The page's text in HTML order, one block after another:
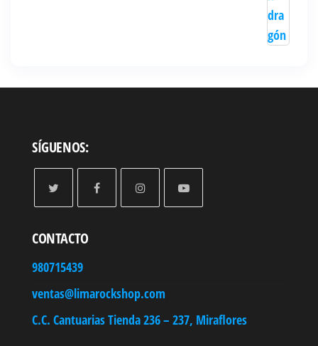
SÍGUENOS:
CONTACTO
980715439
ventas@limarockshop.com
C.C. Cantuarias Tienda 236 – 237, Miraflores